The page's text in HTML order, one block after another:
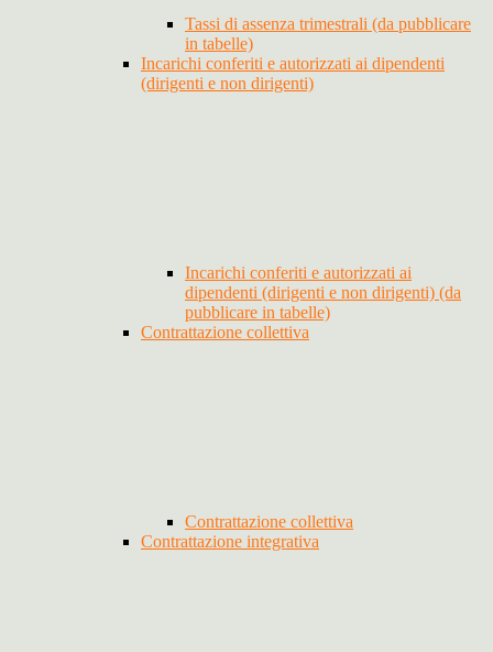
Tassi di assenza trimestrali (da pubblicare
in tabelle)
Incarichi conferiti e autorizzati ai dipendenti
(dirigenti e non dirigenti)
Incarichi conferiti e autorizzati ai
dipendenti (dirigenti e non dirigenti) (da
pubblicare in tabelle)
Contrattazione collettiva
Contrattazione collettiva
Contrattazione integrativa